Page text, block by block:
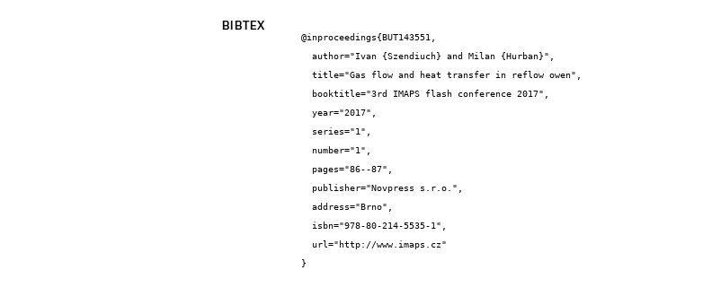
BIBTEX
@inproceedings{BUT143551,
}